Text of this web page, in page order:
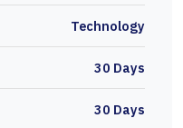
Technology
30 Days
30 Days